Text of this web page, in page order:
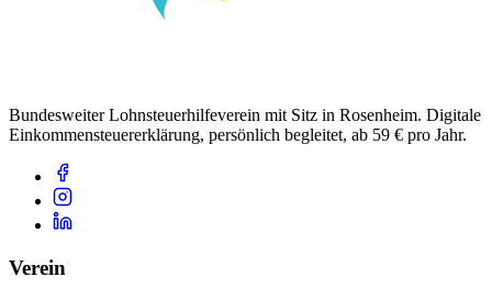
Bundesweiter Lohnsteuerhilfeverein mit Sitz in Rosenheim. Digitale
Einkommensteuererklärung, persönlich begleitet, ab 59 € pro Jahr.
Verein